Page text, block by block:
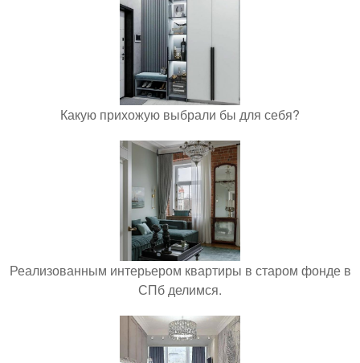
Какую прихожую выбрали бы для себя?
Реализованным интерьером квартиры в старом фонде в
СПб делимся.